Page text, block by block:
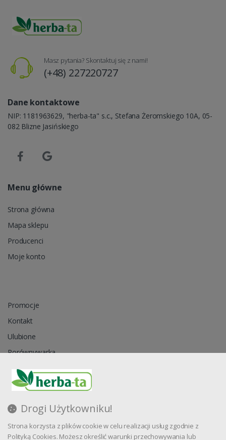
Drogi Użytkowniku!
Strona korzysta z plików cookie w celu realizacji usług zgodnie z
Polityką Cookies. Możesz określić warunki przechowywania lub
Masz pytania? Skontaktuj się z nami!
(+48) 227220727
Dane kontaktowe
NIP: 1181963629, "herba-ta" s.c., Stefana Żeromskiego 10A, 05-
082 Blizne Jasińskiego
Menu główne
Strona główna
Mapa sklepu
Producenci
Moje konto
Promocje
Kontakt
Ulubione
Porównywarka
Zapytanie ofertowe
Blog